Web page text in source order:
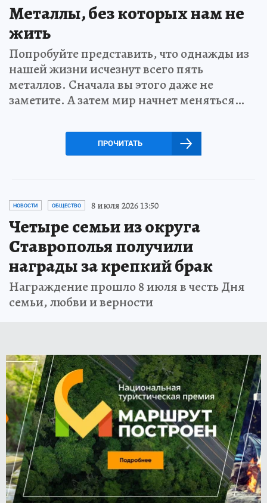
Металлы, без которых нам не
жить
Попробуйте представить, что однажды из
нашей жизни исчезнут всего пять
металлов. Сначала вы этого даже не
заметите. А затем мир начнет меняться…
ПРОЧИТАТЬ
НОВОСТИ ОБЩЕСТВО 8 июля 2026 13:50
Четыре семьи из округа
Ставрополья получили
награды за крепкий брак
Награждение прошло 8 июля в честь Дня
семьи, любви и верности